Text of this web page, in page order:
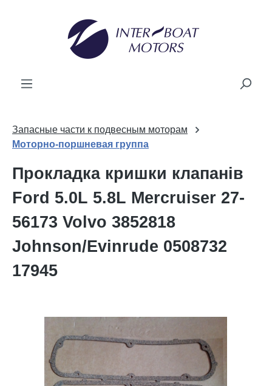
Запасные части к подвесным моторам
Моторно-поршневая группа
Прокладка кришки клапанів
Ford 5.0L 5.8L Mercruiser 27-
56173 Volvo 3852818
Johnson/Evinrude 0508732
17945
Пропустити галерею зображень